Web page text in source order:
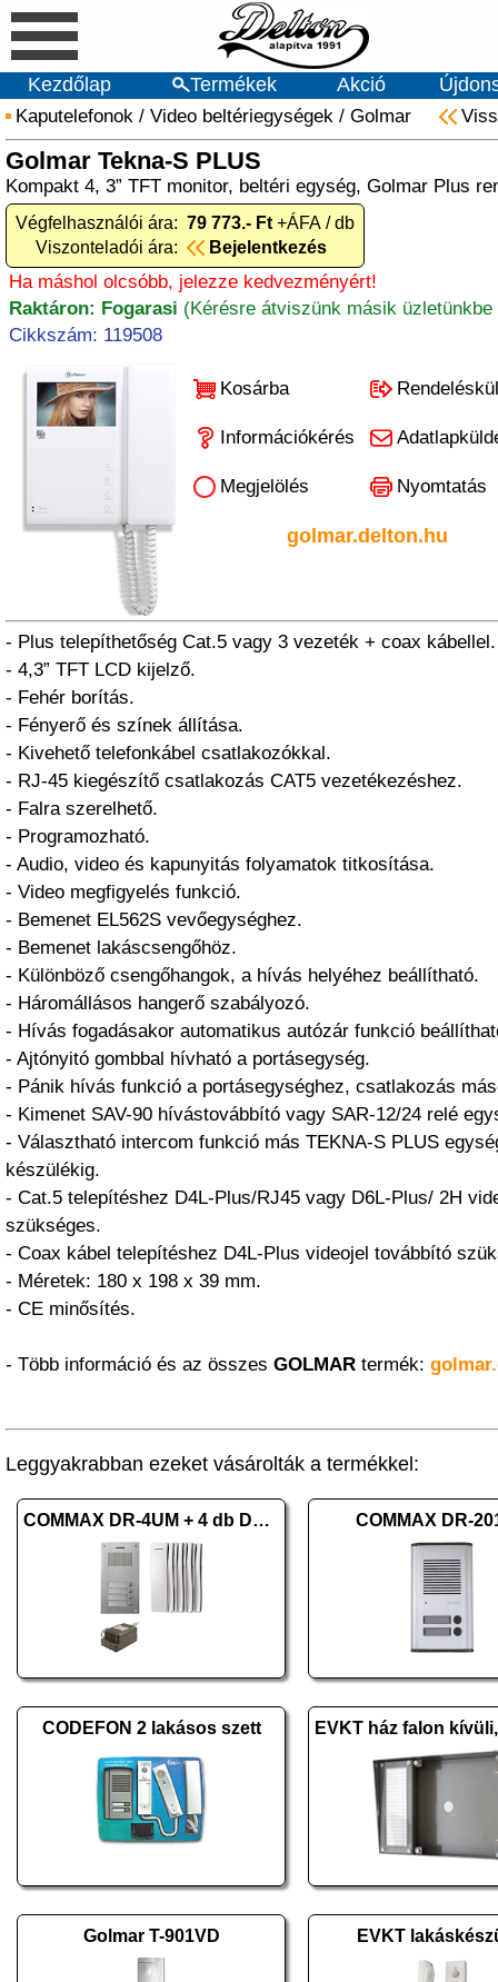
Kezdőlap Termékek Akció
Kaputelefonok / Video beltériegységek / Golmar
Golmar Tekna-S PLUS
Kompakt 4, 3” TFT monitor, beltéri egység, Golmar Plus
Végfelhasználói ára: 79 773.- Ft +ÁFA / db
Viszonteladói ára:
Bejelentkezés
Ha máshol olcsóbb, jelezze kedvezményért!
Raktáron: Fogarasi (Kérésre átviszünk másik üzletünkbe
Cikkszám: 119508
Kosárba
Információkérés
Megjelölés Nyomtatás
golmar.delton.hu
- Plus telepíthetőség Cat.5 vagy 3 vezeték + coax kábellel.
- 4,3” TFT LCD kijelző.
- Fehér borítás.
- Fényerő és színek állítása.
- Kivehető telefonkábel csatlakozókkal.
- RJ-45 kiegészítő csatlakozás CAT5 vezetékezéshez.
- Falra szerelhető.
- Programozható.
- Audio, video és kapunyitás folyamatok titkosítása.
- Video megfigyelés funkció.
- Bemenet EL562S vevőegységhez.
- Bemenet lakáscsengőhöz.
- Különböző csengőhangok, a hívás helyéhez beállítható.
- Háromállásos hangerő szabályozó.
- Hívás fogadásakor automatikus autózár funkció
- Ajtónyitó gombbal hívható a portásegység.
- Pánik hívás funkció a portásegységhez, csatlakozás
- Kimenet SAV-90 hívástovábbító vagy SAR-12/24 relé
- Választható intercom funkció más TEKNA-S PLUS
készülékig.
- Cat.5 telepítéshez D4L-Plus/RJ45 vagy D6L-Plus/ 2H
szükséges.
- Coax kábel telepítéshez D4L-Plus videojel továbbító
- Méretek: 180 x 198 x 39 mm.
- CE minősítés.
- Több információ és az összes GOLMAR termék:
Leggyakrabban ezeket vásárolták a termékkel:
COMMAX DR-4UM + 4 db DP-SS + RF-1A COMMAX DR-
CODEFON 2 lakásos szett
Golmar T-901VD EVKT